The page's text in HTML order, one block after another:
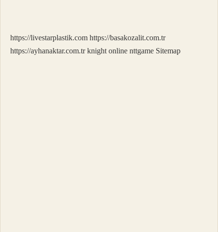
https://livestarplastik.com https://basakozalit.com.tr
https://ayhanaktar.com.tr knight online nttgame Sitemap